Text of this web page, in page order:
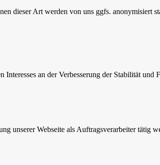
dieser Art werden von uns ggfs. anonymisiert
an der Verbesserung der Stabilität und
unserer Webseite als Auftragsverarbeiter tätig